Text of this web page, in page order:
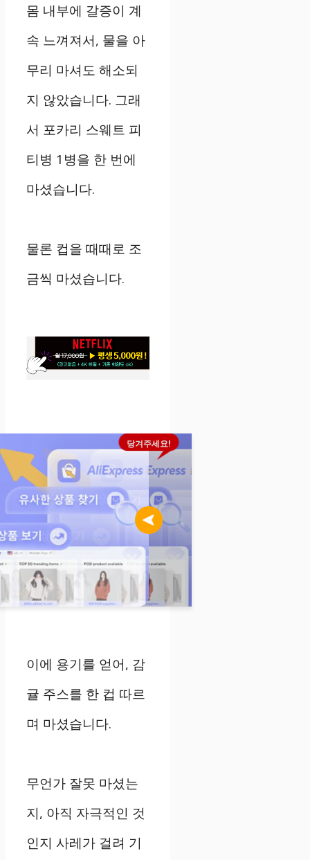
몸 내부에 갈증이 계
속 느껴져서, 물을 아
무리 마셔도 해소되
지 않았습니다. 그래
서 포카리 스웨트 피
티병 1병을 한 번에
마셨습니다.
물론 컵을 때때로 조
금씩 마셨습니다.
당겨주세요!
이에 용기를 얻어, 감
귤 주스를 한 컵 따르
며 마셨습니다.
무언가 잘못 마셨는
지, 아직 자극적인 것
인지 사레가 걸려 기